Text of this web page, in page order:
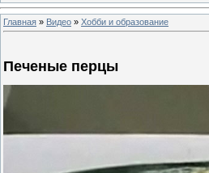
Главная » Видео » Хобби и образование
Печеные перцы